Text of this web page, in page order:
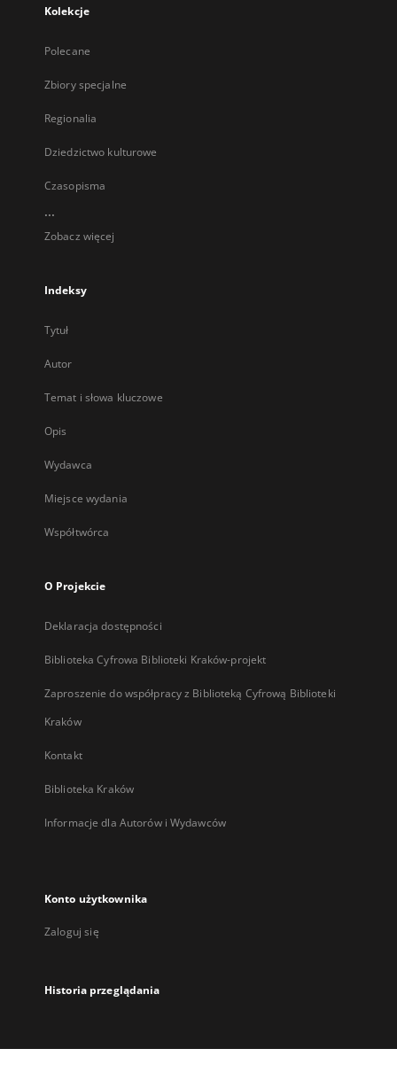
Kolekcje
Polecane
Zbiory specjalne
Regionalia
Dziedzictwo kulturowe
Czasopisma
...
Zobacz więcej
Indeksy
Tytuł
Autor
Temat i słowa kluczowe
Opis
Wydawca
Miejsce wydania
Współtwórca
O Projekcie
Deklaracja dostępności
Biblioteka Cyfrowa Biblioteki Kraków-projekt
Zaproszenie do współpracy z Biblioteką Cyfrową Biblioteki
Kraków
Kontakt
Biblioteka Kraków
Informacje dla Autorów i Wydawców
Konto użytkownika
Zaloguj się
Historia przeglądania